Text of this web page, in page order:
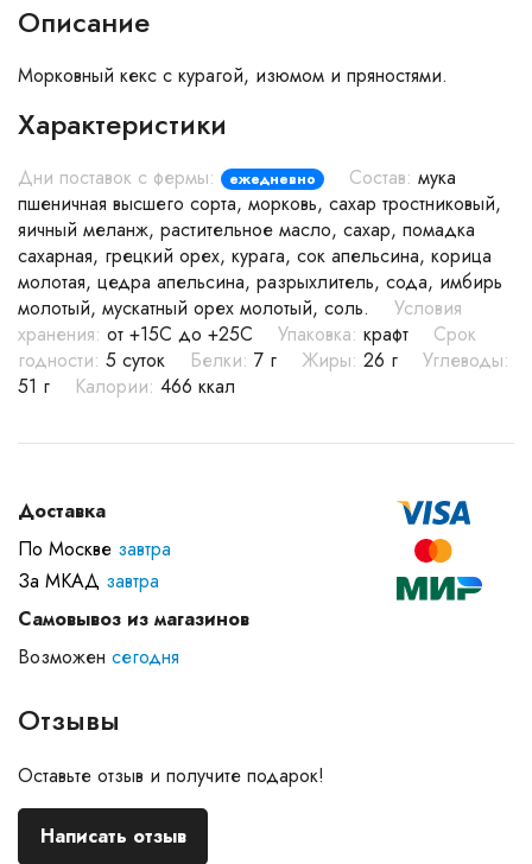
Описание
Морковный кекс с курагой, изюмом и пряностями.
Характеристики
Дни поставок с фермы: ежедневно Состав: мука
пшеничная высшего сорта, морковь, сахар тростниковый,
яичный меланж, растительное масло, сахар, помадка
сахарная, грецкий орех, курага, сок апельсина, корица
молотая, цедра апельсина, разрыхлитель, сода, имбирь
молотый, мускатный орех молотый, соль.
Условия
хранения: от +15С до +25С Упаковка: крафт
Срок
годности: 5 суток Белки: 7 г Жиры: 26 г
Углеводы:
51 г
Калории: 466 ккал
Доставка
По Москве завтра
За МКАД завтра
Самовывоз из магазинов
Возможен сегодня
Отзывы
Оставьте отзыв и получите подарок!
Написать отзыв